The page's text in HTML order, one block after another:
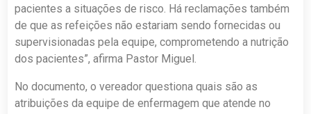
pacientes a situações de risco. Há reclamações também
de que as refeições não estariam sendo fornecidas ou
supervisionadas pela equipe, comprometendo a nutrição
dos pacientes”, afirma Pastor Miguel.
No documento, o vereador questiona quais são as
atribuições da equipe de enfermagem que atende no